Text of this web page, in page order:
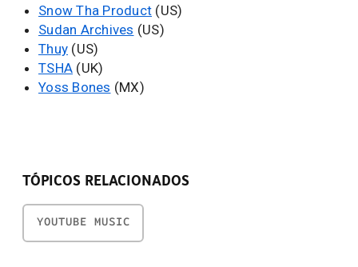
Snow Tha Product (US)
Sudan Archives (US)
Thuy (US)
TSHA (UK)
Yoss Bones (MX)
TÓPICOS RELACIONADOS
YOUTUBE MUSIC